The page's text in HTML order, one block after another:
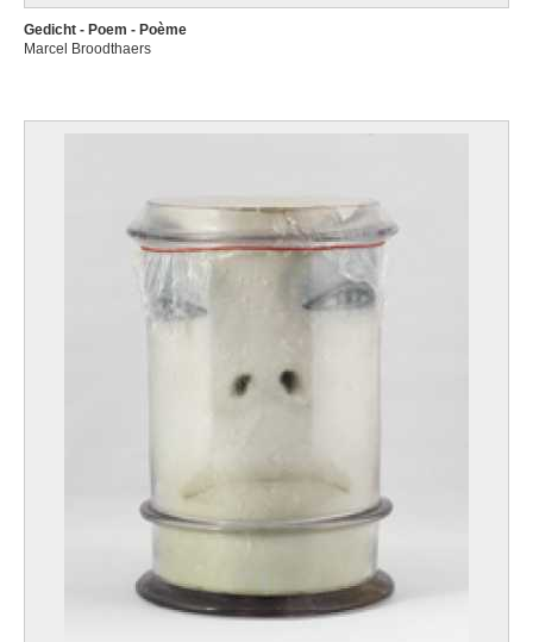
Gedicht - Poem - Poème
Marcel Broodthaers